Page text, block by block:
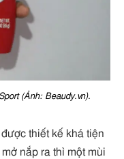
(Ảnh: Beaudy.vn).
thiết kế khá tiện
nắp ra thì một mùi